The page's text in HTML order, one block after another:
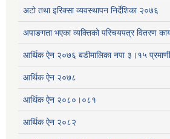
अटो तथा इरिक्सा व्यवस्थापन निर्देशिका २०७६
अपाङगता भएका व्यक्तिको परिचयपत्र वितरण
आर्थिक ऐन २०७६ बडीमालिका नपा ३।१५
आर्थिक ऐन २०७८
आर्थिक ऐन २०८०।०८१
आर्थिक ऐन २०८२